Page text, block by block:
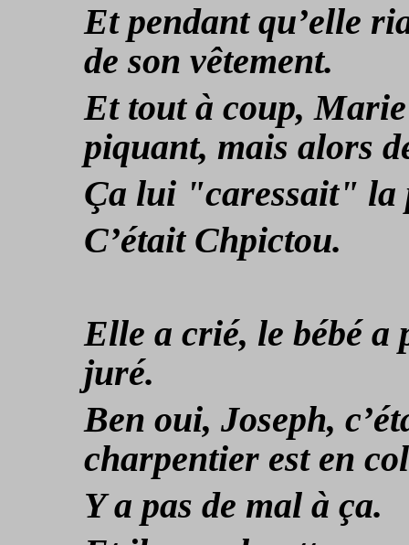
Et pendant qu’elle
de son vêtement.
Et tout à coup,
piquant, mais alors
Ça lui "caressait" la
C’était Chpictou.
Elle a crié, le bébé a
juré.
Ben oui, Joseph,
charpentier est en
Y a pas de mal à ça.